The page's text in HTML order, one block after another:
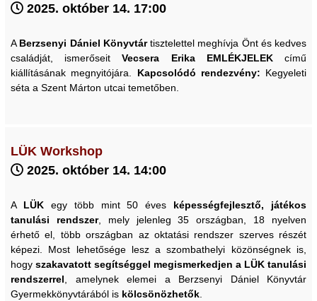
2025. október 14. 17:00
A Berzsenyi Dániel Könyvtártisztelettel meghívja Önt és kedves
családját, ismerőseitVecsera Erika EMLÉKJELEKcímű
kiállításának megnyitójára. Kapcsolódó rendezvény: Kegyeleti
séta a Szent Márton utcai temetőben.
LÜK Workshop
2025. október 14. 14:00
A LÜKegy több mint 50 éves képességfejlesztő, játékos
tanulási rendszer, mely jelenleg 35 országban, 18 nyelven
érhető el, több országban az oktatási rendszer szerves részét
képezi. Most lehetősége lesz a szombathelyi közönségnek is,
hogy szakavatott segítséggel megismerkedjen a LÜK tanulási
rendszerrel, amelynek elemei a Berzsenyi Dániel Könyvtár
Gyermekkönyvtárából is kölcsönözhetők.